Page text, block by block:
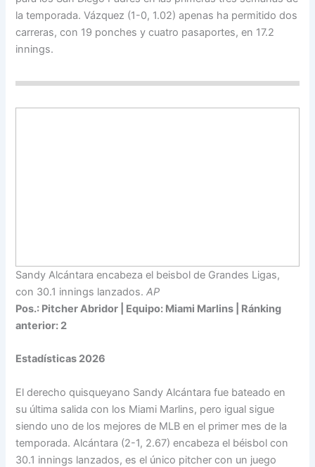
la temporada. Vázquez (1-0, 1.02) apenas ha permitido dos
carreras, con 19 ponches y cuatro pasaportes, en 17.2
innings.
Sandy Alcántara encabeza el beisbol de Grandes Ligas,
con 30.1 innings lanzados.AP
Pos.: Pitcher Abridor | Equipo: Miami Marlins | Ránking
anterior: 2
Estadísticas 2026
El derecho quisqueyano Sandy Alcántara fue bateado en
su última salida con los Miami Marlins, pero igual sigue
siendo uno de los mejores de MLB en el primer mes de la
temporada. Alcántara (2-1, 2.67) encabeza el béisbol con
30.1 innings lanzados, es el único pitcher con un juego